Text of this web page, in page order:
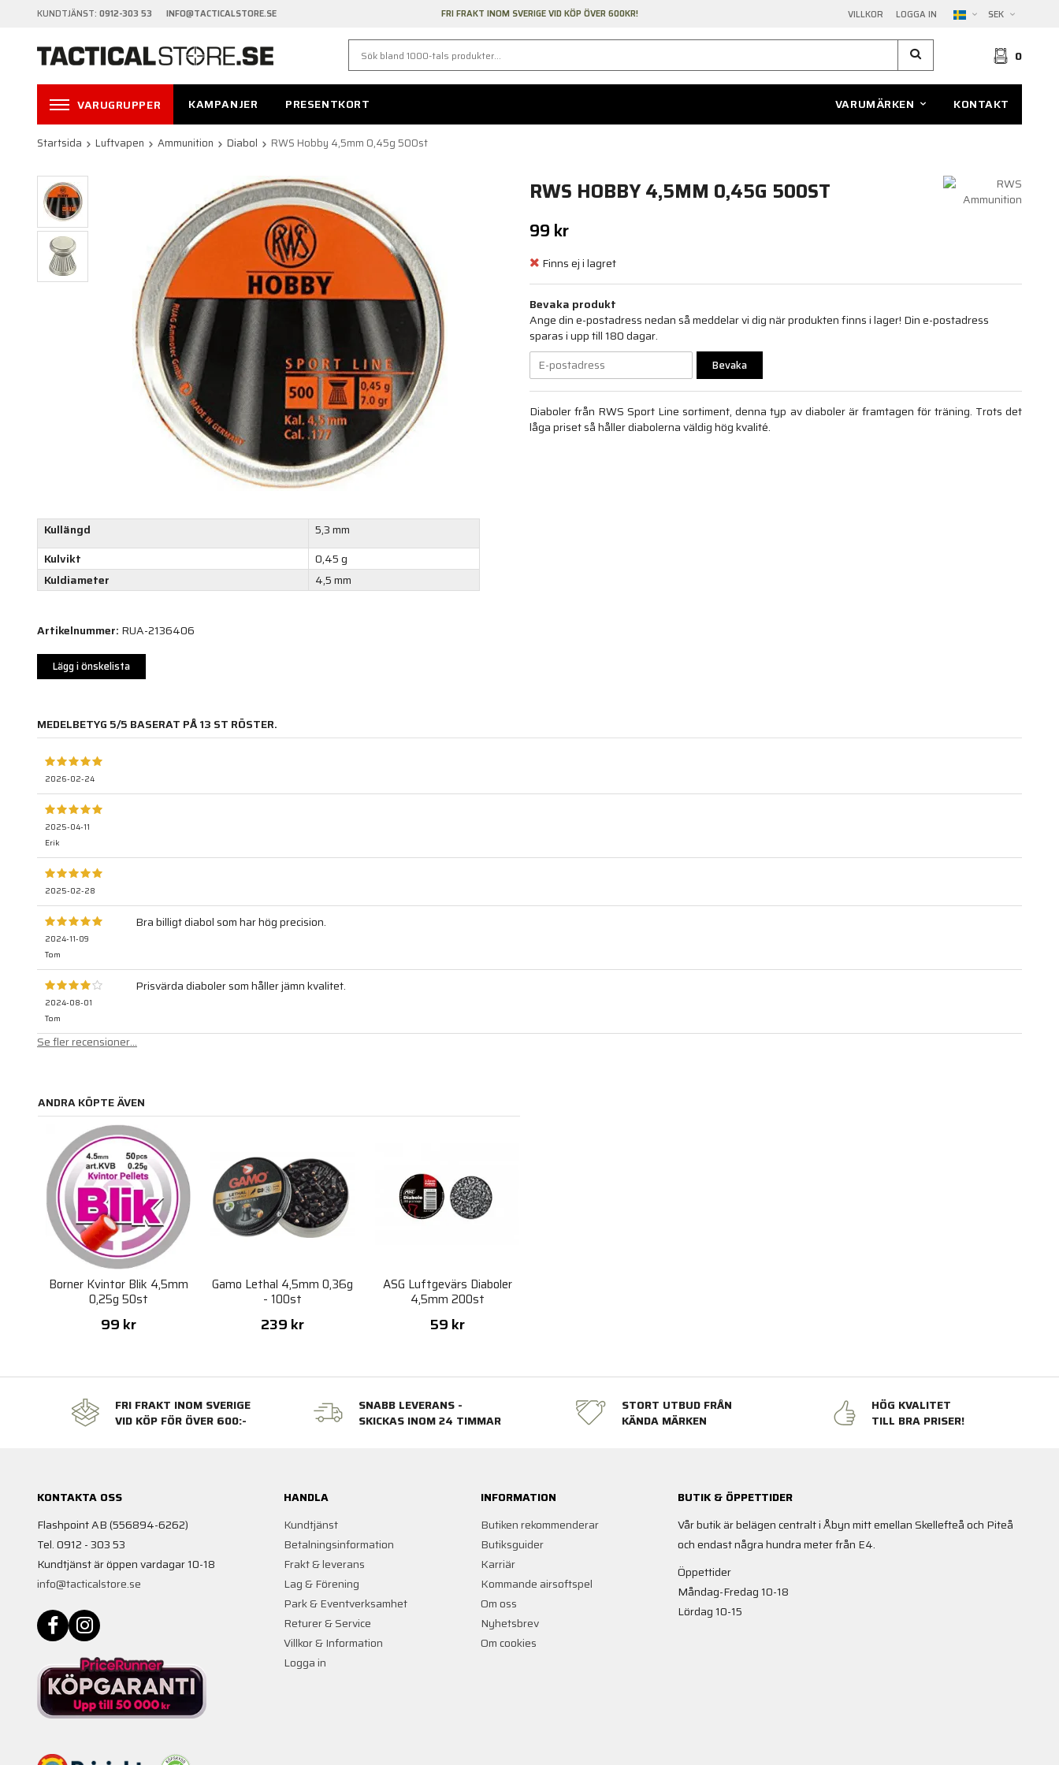
KUNDTJÄNST: 0912-303 53 INFO@TACTICALSTORE.SE VILLKOR LOGGA IN SEK
FRI FRAKT INOM SVERIGE VID KÖP ÖVER 600KR!
0
VARUGRUPPER KAMPANJER PRESENTKORT VARUMÄRKEN KONTAKT
Startsida Luftvapen Ammunition Diabol RWS Hobby 4,5mm 0,45g 500st
RWS HOBBY 4,5MM 0,45G 500ST
99 kr
Finns ej i lagret
Bevaka produkt
Ange din e-postadress nedan så meddelar vi dig när produkten finns i lager! Din e-postadress
sparas i upp till 180 dagar.
Bevaka
Diaboler från RWS Sport Line sortiment, denna typ av diaboler är framtagen för träning. Trots det
låga priset så håller diabolerna väldig hög kvalité.
Kullängd
5,3 mm
Kulvikt
0,45 g
Kuldiameter
4,5 mm
Artikelnummer: RUA-2136406
Lägg i önskelista
MEDELBETYG 5/5 BASERAT PÅ13 ST RÖSTER.
2026-02-24
2025-04-11
Erik
2025-02-28
2024-11-09
Tom
Bra billigt diabol som har hög precision.
2024-08-01
Tom
Prisvärda diaboler som håller jämn kvalitet.
Se fler recensioner...
ANDRA KÖPTE ÄVEN
Borner Kvintor Blik 4,5mm
0,25g 50st
99 kr
Gamo Lethal 4,5mm 0,36g
- 100st
239 kr
ASG Luftgevärs Diaboler
4,5mm 200st
59 kr
FRI FRAKT INOM SVERIGE
VID KÖP FÖR ÖVER 600:-
SNABB LEVERANS -
SKICKAS INOM 24 TIMMAR
STORT UTBUD FRÅN
KÄNDA MÄRKEN
HÖG KVALITET
TILL BRA PRISER!
KONTAKTA OSS
Flashpoint AB (556894-6262)
Tel. 0912 - 303 53
Kundtjänst är öppen vardagar 10-18
info@tacticalstore.se
HANDLA
Kundtjänst
Betalningsinformation
Frakt & leverans
Lag & Förening
Park & Eventverksamhet
Returer & Service
Villkor & Information
Logga in
INFORMATION
Butiken rekommenderar
Butiksguider
Karriär
Kommande airsoftspel
Om oss
Nyhetsbrev
Om cookies
BUTIK & ÖPPETTIDER
Vår butik är belägen centralt i Åbyn mitt emellan Skellefteå och Piteå
och endast några hundra meter från E4.
Öppettider
Måndag-Fredag 10-18
Lördag 10-15